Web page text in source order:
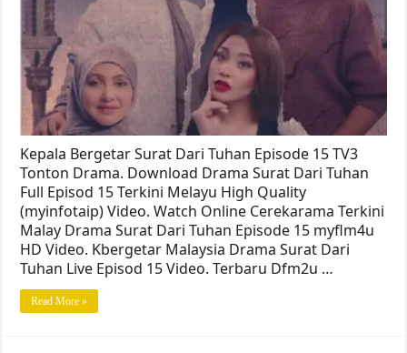
Kepala Bergetar Surat Dari Tuhan Episode 15 TV3
Tonton Drama. Download Drama Surat Dari Tuhan
Full Episod 15 Terkini Melayu High Quality
(myinfotaip) Video. Watch Online Cerekarama Terkini
Malay Drama Surat Dari Tuhan Episode 15 myflm4u
HD Video. Kbergetar Malaysia Drama Surat Dari
Tuhan Live Episod 15 Video. Terbaru Dfm2u …
Read More »